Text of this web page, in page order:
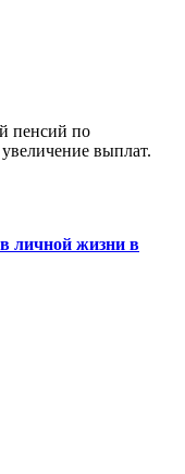
пенсий по
выплат.
личной жизни в